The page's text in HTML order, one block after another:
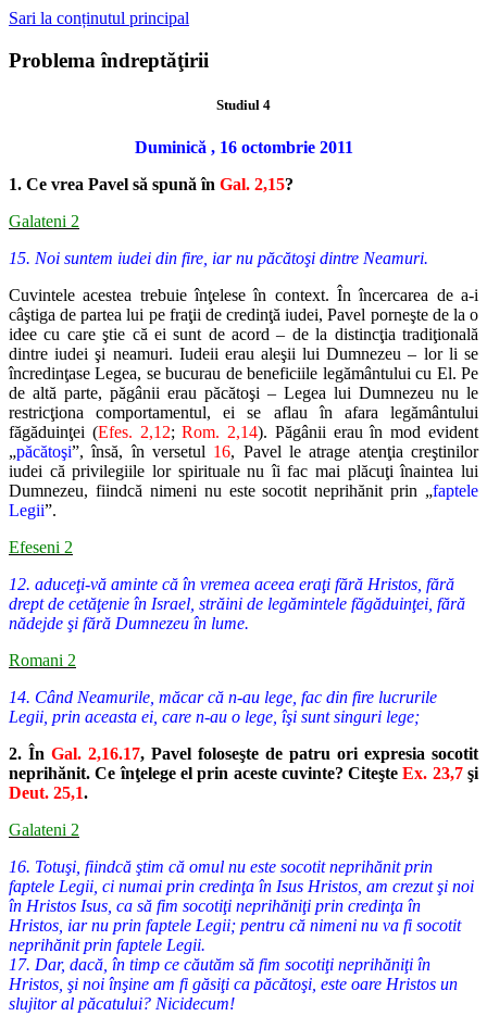
Sari la conținutul principal
Problema îndreptăţirii
Studiul 4
Duminică , 16 octombrie 2011
1. Ce vrea Pavel să spună în Gal. 2,15?
Galateni 2
15. Noi suntem iudei din fire, iar nu păcătoşi dintre Neamuri.
Cuvintele acestea trebuie înţelese în context. În încercarea de a-i
câştiga de partea lui pe fraţii de credinţă iudei, Pavel porneşte de la o
idee cu care ştie că ei sunt de acord – de la distincţia tradiţională
dintre iudei şi neamuri. Iudeii erau aleşii lui Dumnezeu – lor li se
încredinţase Legea, se bucurau de beneficiile legământului cu El. Pe
de altă parte, păgânii erau păcătoşi – Legea lui Dumnezeu nu le
restricţiona comportamentul, ei se aflau în afara legământului
făgăduinţei (Efes. 2,12;Rom. 2,14). Păgânii erau în mod evident
„păcătoşi”, însă, în versetul 16, Pavel le atrage atenţia creştinilor
iudei că privilegiile lor spirituale nu îi fac mai plăcuţi înaintea lui
Dumnezeu, fiindcă nimeni nu este socotit neprihănit prin „faptele
Legii”.
Efeseni 2
12. aduceţi-vă aminte că în vremea aceea eraţi fără Hristos, fără
drept de cetăţenie în Israel, străini de legămintele făgăduinţei, fără
nădejde şi fără Dumnezeu în lume.
Romani 2
14. Când Neamurile, măcar că n-au lege, fac din fire lucrurile
Legii, prin aceasta ei, care n-au o lege, îşi sunt singuri lege;
2. În Gal. 2,16.17, Pavel foloseşte de patru ori expresia socotit
neprihănit. Ce înţelege el prin aceste cuvinte? Citeşte Ex. 23,7şi
Deut. 25,1.
Galateni 2
16. Totuşi, fiindcă ştim că omul nu este socotit neprihănit prin
faptele Legii, ci numai prin credinţa în Isus Hristos, am crezut şi noi
în Hristos Isus, ca să fim socotiţi neprihăniţi prin credinţa în
Hristos, iar nu prin faptele Legii; pentru că nimeni nu va fi socotit
neprihănit prin faptele Legii.
17. Dar, dacă, în timp ce căutăm să fim socotiţi neprihăniţi în
Hristos, şi noi înşine am fi găsiţi ca păcătoşi, este oare Hristos un
slujitor al păcatului? Nicidecum!